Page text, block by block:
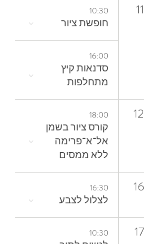
11
10:30
חופשת ציור
16:00
סדנאות קיץ
מתחלפות
12
18:00
קורס ציור בשמן
אל־א־פרימה
ללא ממסים
16
16:30
לצלול‭ ‬לצבע‭
17
10:30